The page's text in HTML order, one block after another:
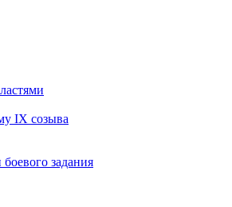
IX созыва
задания